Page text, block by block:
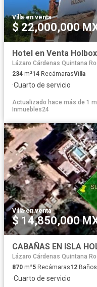
Villa·en venta
$ 22,000,000
Hotel en Venta Holbox
Lázaro Cárdenas Quintana
234 m²14 RecámarasVilla
·Cuarto de servicio
Actualizado hace más de 1
Inmuebles24
Villa·en venta
$ 14,850,000
CABAÑAS EN ISLA
Lázaro Cárdenas Quintana
870 m²5 Recámaras12 Baños
·Cuarto de servicio